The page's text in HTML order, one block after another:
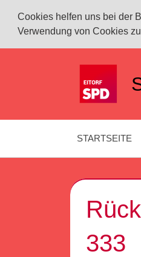
Cookies helfen uns bei der
Verwendung von Cookies
STARTSEITE
333